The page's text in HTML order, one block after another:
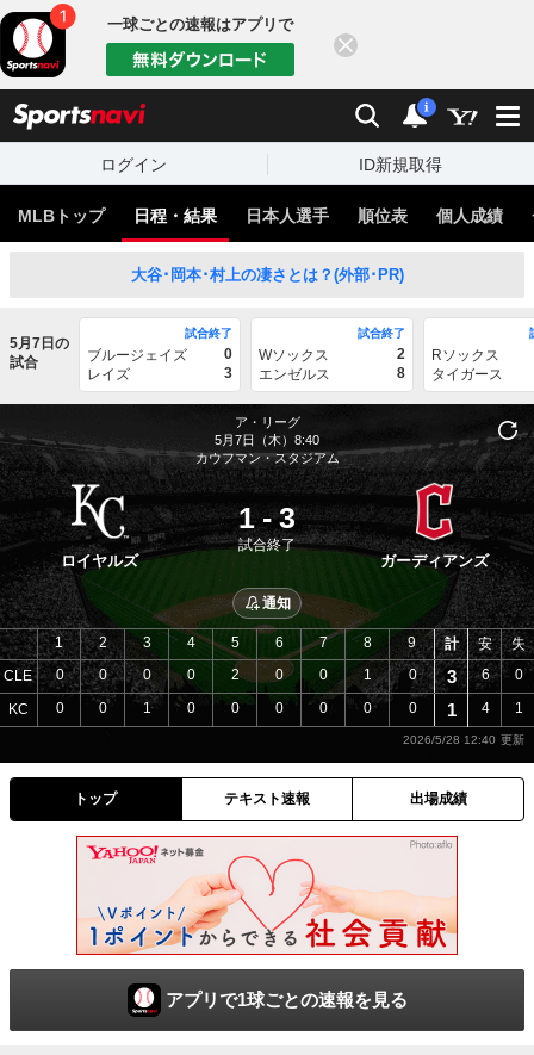
一球ごとの速報はアプリで
検索 通知
i
ログイン ID新規取得
MLBトップ 日程・結果 日本人選手 順位表 個人成績
大谷･岡本･村上の凄さとは？(外部･PR)
5月7日の
試合
試合終了
ブルージェイズ
0
レイズ
3
試合終了
Wソックス
2
エンゼルス
8
Rソックス
タイガース
ア・リーグ
5月7日（木）8:40
カウフマン・スタジアム
ロイヤルズ
1 - 3
試合終了
ガーディアンズ
通知
CLE
KC
1 2 3 4 5 6 7 8
9
0
0 0 0 2 0 0 1
0
0
0 1 0 0 0 0 0 0
計 安 失
3 6 0
1 4 1
2026/5/28 12:40
トップ テキスト速報 出場成績
アプリで1球ごとの速報を見る